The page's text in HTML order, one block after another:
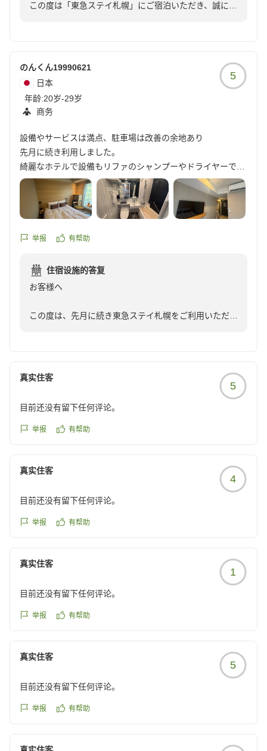
通りの素晴らしいホテルでした。
ReFaのドライヤーも家族に大大好評でした。
狸小路商店街や地下鉄の駅にも近く、家族で買い物や観光に
出かけるのに非常に便利な立地です。
方々の温かい接客です。
一般的なホテルの接客は丁寧ですが、親しみやすさまで感じ
ることは滅多にありません。
今回対応してくださった男性スタッフの方は、私が海外から
来たと知ると「北海道旅行ですか?」と気さくに声をかけて
くださり、飛行機がキャンセルになったことを話すと、親身
になって励ましてくれ、「何かあったら、いつでも声をかけ
てください」と言ってくださいました。単なる客とスタッフ
き、本当に心が温まりました。
心からおすすめしたい、素晴らしいホテルです。
https://review.travel.rakuten.co.jp/hotel/voice/165829?
この度は「東急ステイ札幌」にご宿泊いただき、誠にあ
予期せぬ帰りのフライトの欠航という状況にもかかわら
ず、数ある宿泊施設の中から当ホテルをお選びいただ
き、ご家族皆様が快適なご滞在をお楽しみいただけたと
以前の「東急ステイ」でのご滞在にご満足いただき、今
回のご滞在においても引き続き当ホテルを高く評価して
くださったことを知り、大変励みになっております。
客室内の洗濯乾燥機やReFaのヘアドライヤーがお客様
のお役に立ち、ご家族皆様にも好評を博したことは、私
たちにとってこの上ない光栄です。また、当ホテルの立
嬉しく思っております。
さらに、フロントスタッフについて温かいお言葉をいた
少しでも安心感をお届けできたこと、そして当ホテルの
今後も、施設だけでなくスタッフとの触れ合いを通じ
て、お客様に安心感と温もりを感じていただけるホテル
利用ください。スタッフ一同、お客様とご家族をお迎え
できることを心より楽しみにしております。
東急ステイ札幌 フロント一同
のんくん19990621
日本
年龄:20岁-29岁
商务
5
設備やサービスは満点、駐車場は改善の余地あり
先月に続き利用しました。
綺麗なホテルで設備もリファのシャンプーやドライヤーで洗
濯機とレンジもありとても良かったです。
1階のカフェでのドリンクのサービスもあり、前回気になっ
ていたパフェも注文し美味しく頂きました。
平面が何台で立体がホテルのどの位置にあり何台あるかの記
工夫が必要だと思いました。平面が空いていると思い駐車し
たところ満車の為移動をチェックインの手続き中に行った為
ホームページに記載すべきだと思います。
举报 有帮助
住宿设施的答复
お客様へ
この度は、先月に続き東急ステイ札幌をご利用いただ
客室や設備やReFaのアメニティ、洗濯乾燥機や電子レ
ンジ、さらに1階カフェのドリンクサービスやパフェま
た。
惑をお掛けし、誠に申し訳ございませんでした。
今回いただいたご意見は、館内やホームページでのご案
内方法、案内表示の改善など、今後より分かりやすいご
案内ができるように検討してまいります。貴重なご意見
また札幌へお越しの際は、是非東急ステイ札幌をご利用
スタッフ一同、心よりお待ちしております。
東急ステイ札幌 フロント一同
真实住客
5
目前还没有留下任何评论。
举报 有帮助
真实住客
4
目前还没有留下任何评论。
举报 有帮助
真实住客
1
目前还没有留下任何评论。
举报 有帮助
真实住客
5
目前还没有留下任何评论。
举报 有帮助